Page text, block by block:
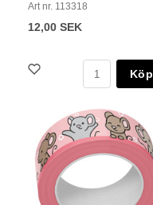
Art nr. 113318
12,00 SEK
Köp